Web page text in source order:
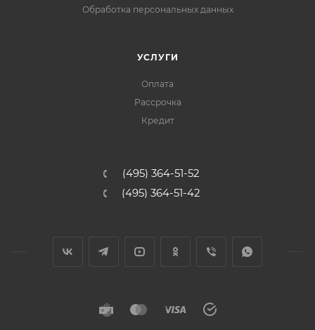
Обработка персональных данных
УСЛУГИ
Оплата
Рассрочка
Кредит
(495) 364-51-52
(495) 364-51-42